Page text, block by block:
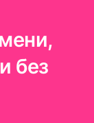
без